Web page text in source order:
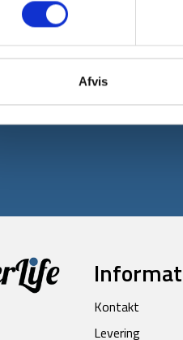
Afvis
Tilmeld dig vores
Kontakt
Levering